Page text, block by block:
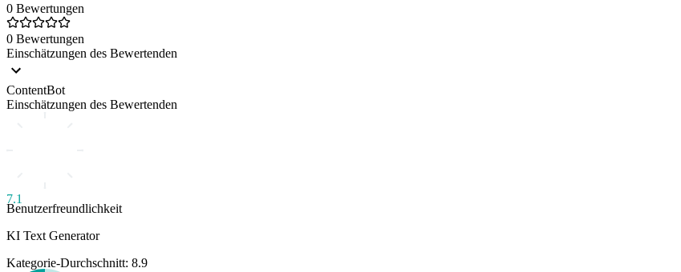
0 Bewertungen
0 Bewertungen
Einschätzungen des Bewertenden
ContentBot
Einschätzungen des Bewertenden
7.1
Benutzerfreundlichkeit
KI Text Generator
Kategorie-Durchschnitt: 8.9